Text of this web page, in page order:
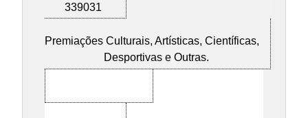
339031
Premiações Culturais, Artísticas, Científicas,
Desportivas e Outras.